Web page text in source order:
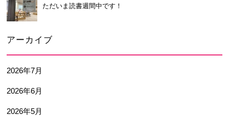
ただいま読書週間中です！
アーカイブ
2026年7月
2026年6月
2026年5月